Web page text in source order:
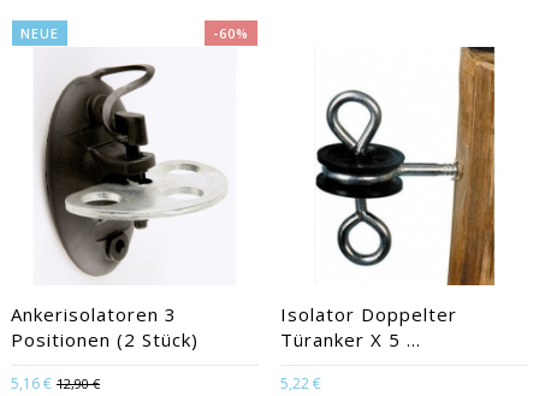
NEUE -60%
Ankerisolatoren 3
Positionen (2 Stück)
5,16 € 12,90 €
Isolator Doppelter
Türanker X 5 ...
5,22 €